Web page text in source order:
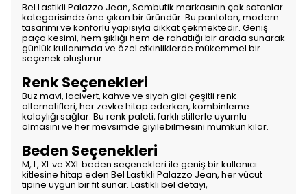
Bel Lastikli Palazzo Jean, Sembutik markasının çok satanlar
kategorisinde öne çıkan bir üründür. Bu pantolon, modern
tasarımı ve konforlu yapısıyla dikkat çekmektedir. Geniş
paça kesimi, hem şıklığı hem de rahatlığı bir arada sunarak
günlük kullanımda ve özel etkinliklerde mükemmel bir
seçenek oluşturur.
Renk Seçenekleri
Buz mavi, lacivert, kahve ve siyah gibi çeşitli renk
alternatifleri, her zevke hitap ederken, kombinleme
kolaylığı sağlar. Bu renk paleti, farklı stillerle uyumlu
olmasını ve her mevsimde giyilebilmesini mümkün kılar.
Beden Seçenekleri
M, L, XL ve XXL beden seçenekleri ile geniş bir kullanıcı
kitlesine hitap eden Bel Lastikli Palazzo Jean, her vücut
tipine uygun bir fit sunar. Lastikli bel detayı,